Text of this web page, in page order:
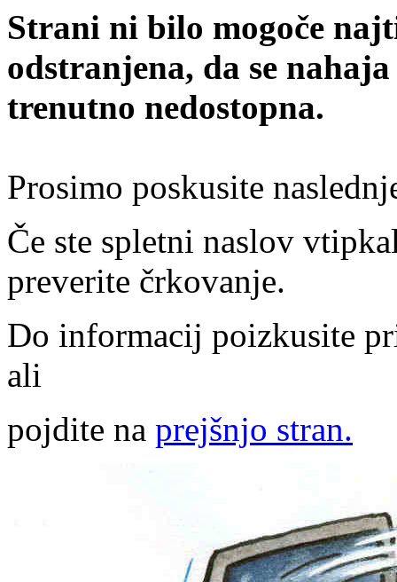
Strani ni bilo mogoče
odstranjena, da se
trenutno nedostopna.
Prosimo poskusite
Če ste spletni naslov
preverite črkovanje.
Do informacij poizkusite
ali
pojdite na prejšnjo stran.